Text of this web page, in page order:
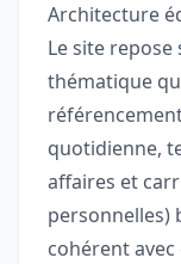
Architecture
Le site
thématique
quotidienne,
affaires et
personnelles)
cohérent